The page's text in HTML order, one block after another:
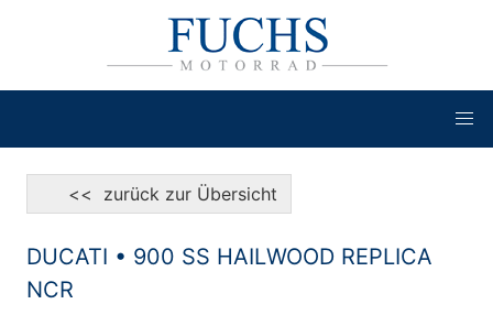
<< zurück zur Übersicht
DUCATI • 900 SS HAILWOOD REPLICA
NCR